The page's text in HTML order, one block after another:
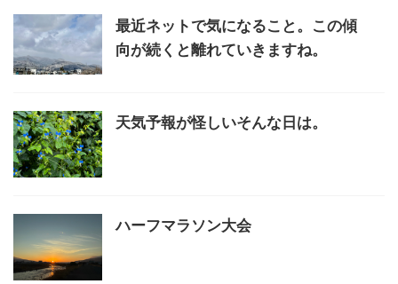
最近ネットで気になること。この傾
向が続くと離れていきますね。
天気予報が怪しいそんな日は。
ハーフマラソン大会